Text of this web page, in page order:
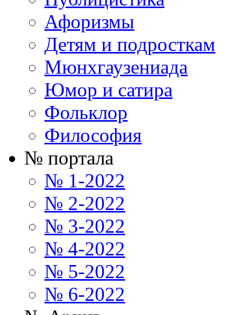
Афоризмы
Детям и подросткам
Мюнхгаузениада
Юмор и сатира
Фольклор
Философия
№ портала
№ 1-2022
№ 2-2022
№ 3-2022
№ 4-2022
№ 5-2022
№ 6-2022